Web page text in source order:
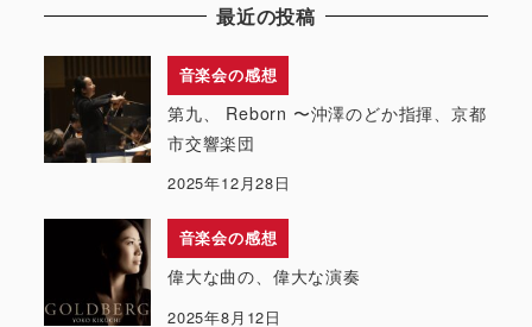
最近の投稿
音楽会の感想
第九、 Reborn 〜沖澤のどか指揮、京都
市交響楽団
2025年12月28日
音楽会の感想
偉大な曲の、偉大な演奏
2025年8月12日